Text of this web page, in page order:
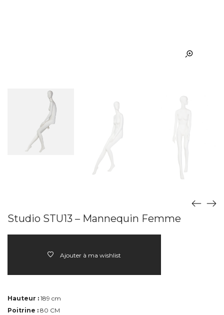
Studio STU13 – Mannequin Femme
Ajouter à ma wishlist
Hauteur : 189 cm
Poitrine : 80 CM